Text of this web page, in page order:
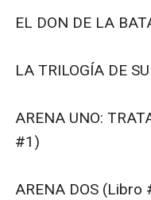
EL DON DE LA
LA TRILOGÍA DE
ARENA UNO:
#1)
ARENA DOS (Libro